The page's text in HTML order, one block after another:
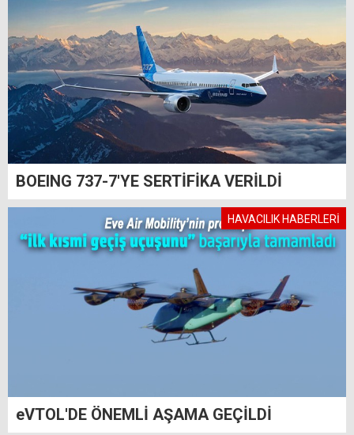
BOEING 737-7'YE SERTİFİKA VERİLDİ
HAVACILIK HABERLERİ
eVTOL'DE ÖNEMLİ AŞAMA GEÇİLDİ